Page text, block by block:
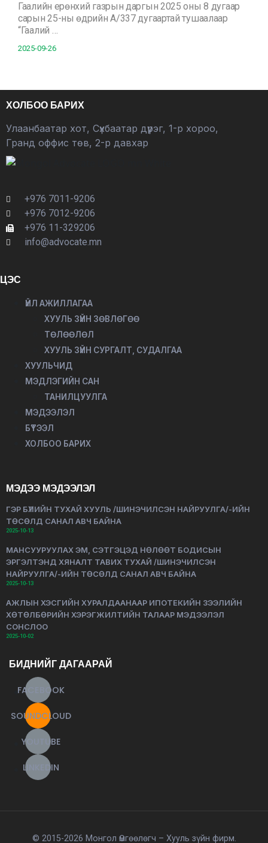
Гаалийн ерөнхий газрын даргын 2025 оны 8 дугаар
сарын 25-ны өдрийн А/337 дугаартай тушаалаар
“Гаалий …
2025-09-26
ХОЛБОО БАРИХ
Улаанбаатар хот, Сүхбаатар дүүрэг, 1-р хороо,
Гранд оффис төв, 2-р давхар
+976 7011-9206
+976 7012-9206
+976 11-329206
info@advocate.mn
ЦЭС
ҮЙЛ АЖИЛЛАГАА
ХУУЛЬ ЗҮЙН ЗӨВЛӨГӨӨ
ТӨЛӨӨЛӨЛ
ХУУЛЬ ЗҮЙН СУРГАЛТ, СУДАЛГАА
ХУУЛЬЧИД
МЭДЛЭГИЙН САН
ТАНИЛЦУУЛГА
МЭДЭЭЛЭЛ
БҮТЭЭЛ
ХОЛБОО БАРИХ
МЭДЭЭ МЭДЭЭЛЭЛ
ГЭР БҮЛИЙН ТУХАЙ ХУУЛЬ /ШИНЭЧИЛСЭН НАЙРУУЛГА/-ИЙН
ТӨСӨЛД САНАЛ АВЧ БАЙНА
2025-10-13
МАНСУУРУУЛАХ ЭМ, СЭТГЭЦЭД НӨЛӨӨТ БОДИСЫН
ЭРГЭЛТЭНД ХЯНАЛТ ТАВИХ ТУХАЙ /ШИНЭЧИЛСЭН
НАЙРУУЛГА/-ИЙН ТӨСӨЛД САНАЛ АВЧ БАЙНА
2025-10-13
АЖЛЫН ХЭСГИЙН ХУРАЛДААНААР ИПОТЕКИЙН ЗЭЭЛИЙН
ХӨТӨЛБӨРИЙН ХЭРЭГЖИЛТИЙН ТАЛААР МЭДЭЭЛЭЛ
СОНСЛОО
2025-10-02
БИДНИЙГ ДАГААРАЙ
FACEBOOK
SOUNDCLOUD
YOUTUBE
LINKEDIN
© 2015-2026 Монгол Өмгөөлөгч – Хууль зүйн фирм.